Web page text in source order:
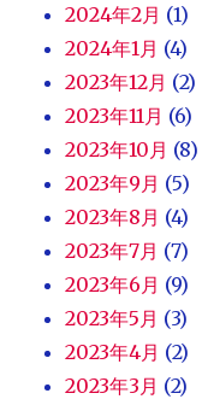
2024年2月 (1)
2024年1月 (4)
2023年12月 (2)
2023年11月 (6)
2023年10月 (8)
2023年9月 (5)
2023年8月 (4)
2023年7月 (7)
2023年6月 (9)
2023年5月 (3)
2023年4月 (2)
2023年3月 (2)